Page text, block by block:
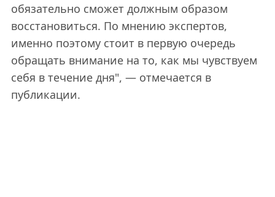
обязательно сможет должным образом
восстановиться. По мнению экспертов,
именно поэтому стоит в первую очередь
обращать внимание на то, как мы чувствуем
себя в течение дня", — отмечается в
публикации.